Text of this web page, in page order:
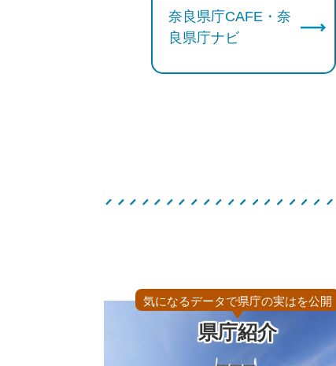
奈良県庁CAFE・奈
良県庁ナビ
気になるデータで県庁の実はを公開
県庁紹介